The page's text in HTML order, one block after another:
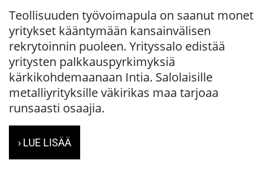
Teollisuuden työvoimapula on saanut monet
yritykset kääntymään kansainvälisen
rekrytoinnin puoleen. Yrityssalo edistää
yritysten palkkauspyrkimyksiä
kärkikohdemaanaan Intia. Salolaisille
metalliyrityksille väkirikas maa tarjoaa
runsaasti osaajia.
› LUE LISÄÄ